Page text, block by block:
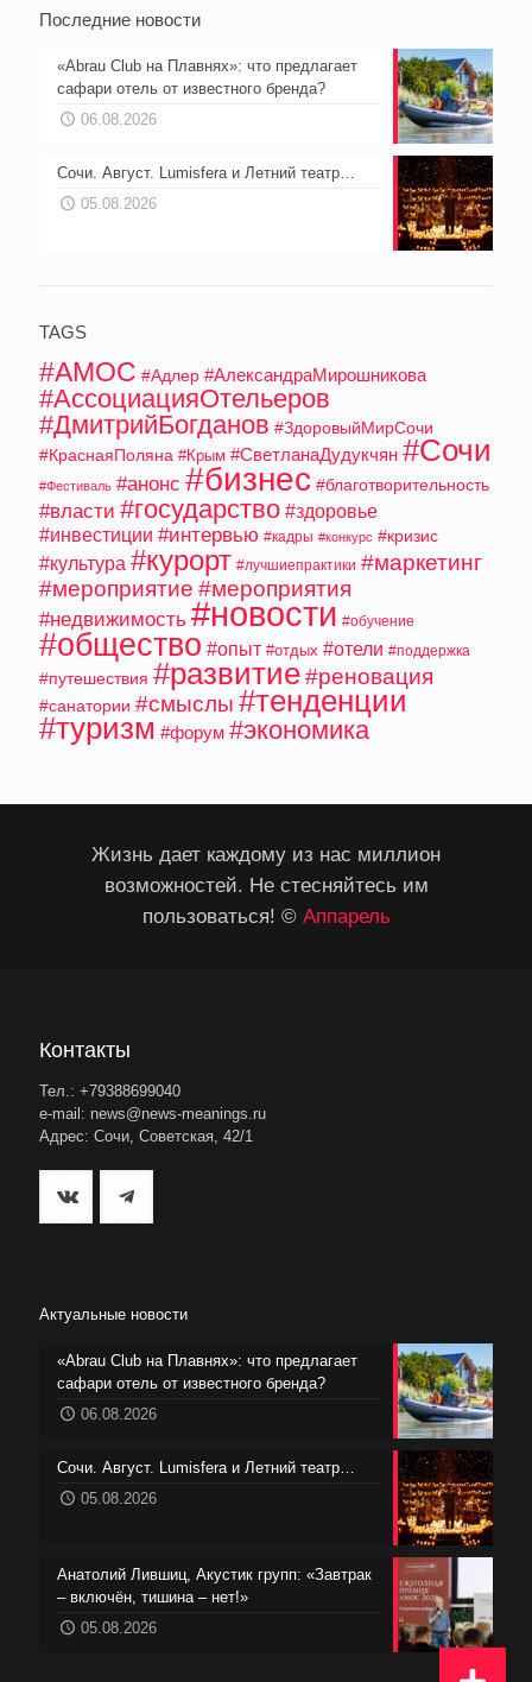
Последние новости
«Abrau Club на Плавнях»: что предлагает
сафари отель от известного бренда?
06.08.2026
Сочи. Август. Lumisfera и Летний театр…
05.08.2026
TAGS
#АМОС #Адлер #АлександраМирошникова
#АссоциацияОтельеров
#ДмитрийБогданов #ЗдоровыйМирСочи
#КраснаяПоляна #Крым #СветланаДудукчян #Сочи
#Фестиваль #анонс #бизнес #благотворительность
#власти #государство #здоровье
#инвестиции #интервью #кадры #конкурс #кризис
#культура #курорт #лучшиепрактики #маркетинг
#мероприятие #мероприятия
#недвижимость #новости #обучение
#общество #опыт #отдых #отели #поддержка
#путешествия #развитие#реновация
#санатории #смыслы #тенденции
#туризм #форум #экономика
Жизнь дает каждому из нас миллион
возможностей. Не стесняйтесь им
пользоваться! © Аппарель
Контакты
Тел.: +79388699040
e-mail: news@news-meanings.ru
Адрес: Сочи, Советская, 42/1
Актуальные новости
«Abrau Club на Плавнях»: что предлагает
сафари отель от известного бренда?
06.08.2026
Сочи. Август. Lumisfera и Летний театр…
05.08.2026
Анатолий Лившиц, Акустик групп: «Завтрак
– включён, тишина – нет!»
05.08.2026